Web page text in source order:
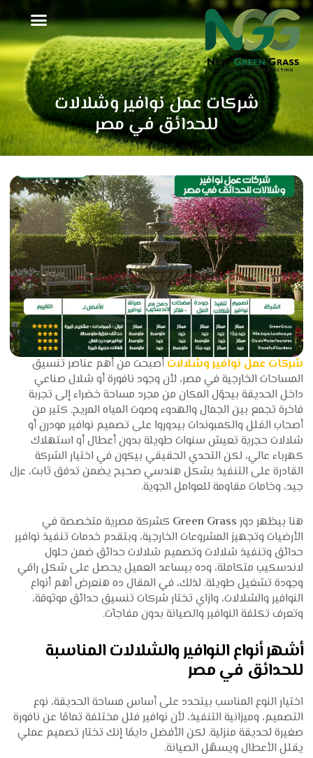
تخطي
إلى
المحتوى
شركات عمل نوافير وشلالات
للحدائق في مصر
شركات عمل نوافير وشلالاتأصبحت من أهم عناصر تنسيق
المساحات الخارجية في مصر، لأن وجود نافورة أو شلال صناعي
داخل الحديقة بيحوّل المكان من مجرد مساحة خضراء إلى تجربة
فاخرة تجمع بين الجمال والهدوء وصوت المياه المريح. كتير من
أصحاب الفلل والكمبوندات بيدوروا على تصميم نوافير مودرن أو
شلالات حجرية تعيش سنوات طويلة بدون أعطال أو استهلاك
كهرباء عالي، لكن التحدي الحقيقي بيكون في اختيار الشركة
القادرة على التنفيذ بشكل هندسي صحيح يضمن تدفق ثابت، عزل
جيد، وخامات مقاومة للعوامل الجوية.
هنا بيظهر دور Green Grass كشركة مصرية متخصصة في
الأرضيات وتجهيز المشروعات الخارجية، وبتقدم خدمات تنفيذ نوافير
حدائق وتنفيذ شلالات وتصميم شلالات حدائق ضمن حلول
لاندسكيب متكاملة، وده بيساعد العميل يحصل على شكل راقي
وجودة تشغيل طويلة. لذلك، في المقال ده هنعرض أهم أنواع
النوافير والشلالات، وازاي تختار شركات تنسيق حدائق موثوقة،
وتعرف تكلفة النوافير والصيانة بدون مفاجآت.
أشهر أنواع النوافير والشلالات المناسبة
للحدائق في مصر
اختيار النوع المناسب بيتحدد على أساس مساحة الحديقة، نوع
التصميم، وميزانية التنفيذ، لأن نوافير فلل مختلفة تمامًا عن نافورة
صغيرة لحديقة منزلية. لكن الأفضل دايمًا إنك تختار تصميم عملي
يقلل الأعطال ويسهّل الصيانة.